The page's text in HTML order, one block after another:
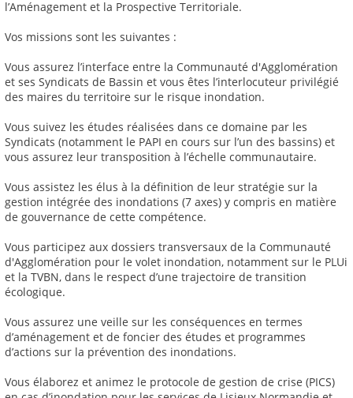
l’Aménagement et la Prospective Territoriale.
Vos missions sont les suivantes :
Vous assurez l’interface entre la Communauté d'Agglomération
et ses Syndicats de Bassin et vous êtes l’interlocuteur privilégié
des maires du territoire sur le risque inondation.
Vous suivez les études réalisées dans ce domaine par les
Syndicats (notamment le PAPI en cours sur l’un des bassins) et
vous assurez leur transposition à l’échelle communautaire.
Vous assistez les élus à la définition de leur stratégie sur la
gestion intégrée des inondations (7 axes) y compris en matière
de gouvernance de cette compétence.
Vous participez aux dossiers transversaux de la Communauté
d'Agglomération pour le volet inondation, notamment sur le PLUi
et la TVBN, dans le respect d’une trajectoire de transition
écologique.
Vous assurez une veille sur les conséquences en termes
d’aménagement et de foncier des études et programmes
d’actions sur la prévention des inondations.
Vous élaborez et animez le protocole de gestion de crise (PICS)